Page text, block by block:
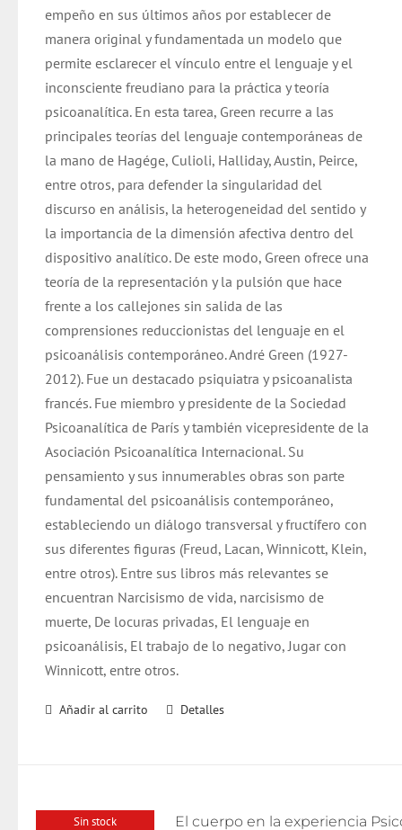
empeño en sus últimos años por establecer de
manera original y fundamentada un modelo que
permite esclarecer el vínculo entre el lenguaje y el
inconsciente freudiano para la práctica y teoría
psicoanalítica. En esta tarea, Green recurre a las
principales teorías del lenguaje contemporáneas de
la mano de Hagége, Culioli, Halliday, Austin, Peirce,
entre otros, para defender la singularidad del
discurso en análisis, la heterogeneidad del sentido y
la importancia de la dimensión afectiva dentro del
dispositivo analítico. De este modo, Green ofrece una
teoría de la representación y la pulsión que hace
frente a los callejones sin salida de las
comprensiones reduccionistas del lenguaje en el
psicoanálisis contemporáneo. André Green (1927-
2012). Fue un destacado psiquiatra y psicoanalista
francés. Fue miembro y presidente de la Sociedad
Psicoanalítica de París y también vicepresidente de la
Asociación Psicoanalítica Internacional. Su
pensamiento y sus innumerables obras son parte
fundamental del psicoanálisis contemporáneo,
estableciendo un diálogo transversal y fructífero con
sus diferentes figuras (Freud, Lacan, Winnicott, Klein,
entre otros). Entre sus libros más relevantes se
encuentran Narcisismo de vida, narcisismo de
muerte, De locuras privadas, El lenguaje en
psicoanálisis, El trabajo de lo negativo, Jugar con
Winnicott, entre otros.
Añadir al carrito Detalles
Sin stock